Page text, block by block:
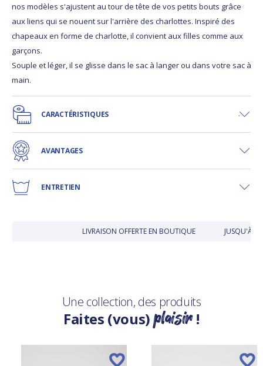
nos modèles s'ajustent au tour de tête de vos petits bouts grâce
aux liens qui se nouent sur l'arrière des charlottes. Inspiré des
chapeaux en forme de charlotte, il convient aux filles comme aux
garçons.
Souple et léger, il se glisse dans le sac à langer ou dans votre sac à
main.
CARACTÉRISTIQUES
AVANTAGES
ENTRETIEN
LIVRAISON OFFERTE EN BOUTIQUE JUSQU'À
Une collection, des produits
Faites (vous)plaisir!